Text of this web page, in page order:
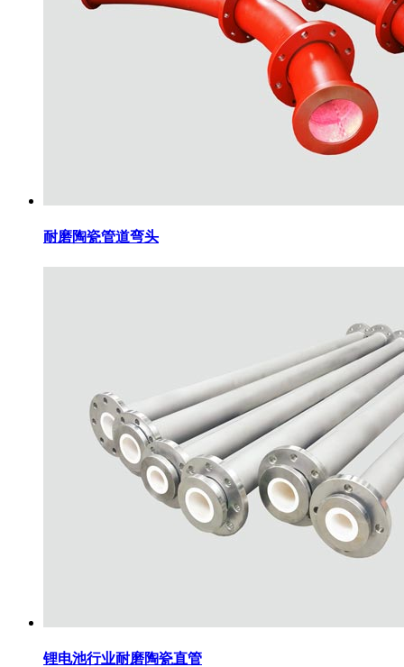
耐磨陶瓷管道弯头
锂电池行业耐磨陶瓷直管